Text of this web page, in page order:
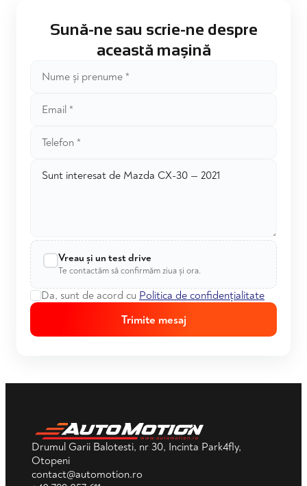
Sună-ne sau scrie-ne despre
această mașină
Vreau și un test drive
Te contactăm să confirmăm ziua și ora.
Da, sunt de acord cu Politica de confidențialitate
Trimite mesaj
Drumul Garii Balotesti, nr 30, Incinta Park4fly,
Otopeni
contact@automotion.ro